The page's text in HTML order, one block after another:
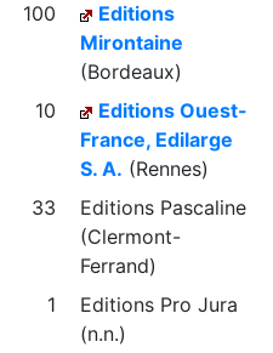
100
Editions
Mirontaine
(Bordeaux)
10
Editions Ouest-
France, Edilarge
S. A. (Rennes)
33
Editions Pascaline
(Clermont-
Ferrand)
1
Editions Pro Jura
(n.n.)